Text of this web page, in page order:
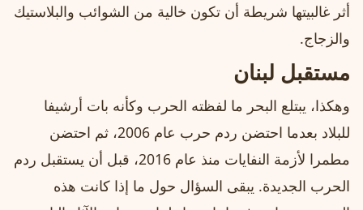
أثر غالبيتها شريطة أن تكون خالية من الشوائب والبلاستيك
والزجاج.
مستقبل لبنان
وهكذا، يبتلع البحر ما لفظته الحرب وكأنه بات أرشيفا
للبلاد بعدما احتضن ردم حرب عام 2006، ثم احتضن
مطمرا لأزمة النفايات منذ عام 2016، قبل أن يستقبل ردم
الحرب الجديدة. يبقى السؤال حول ما إذا كانت هذه